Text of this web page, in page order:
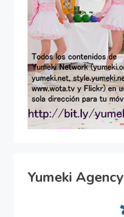
Yumeki